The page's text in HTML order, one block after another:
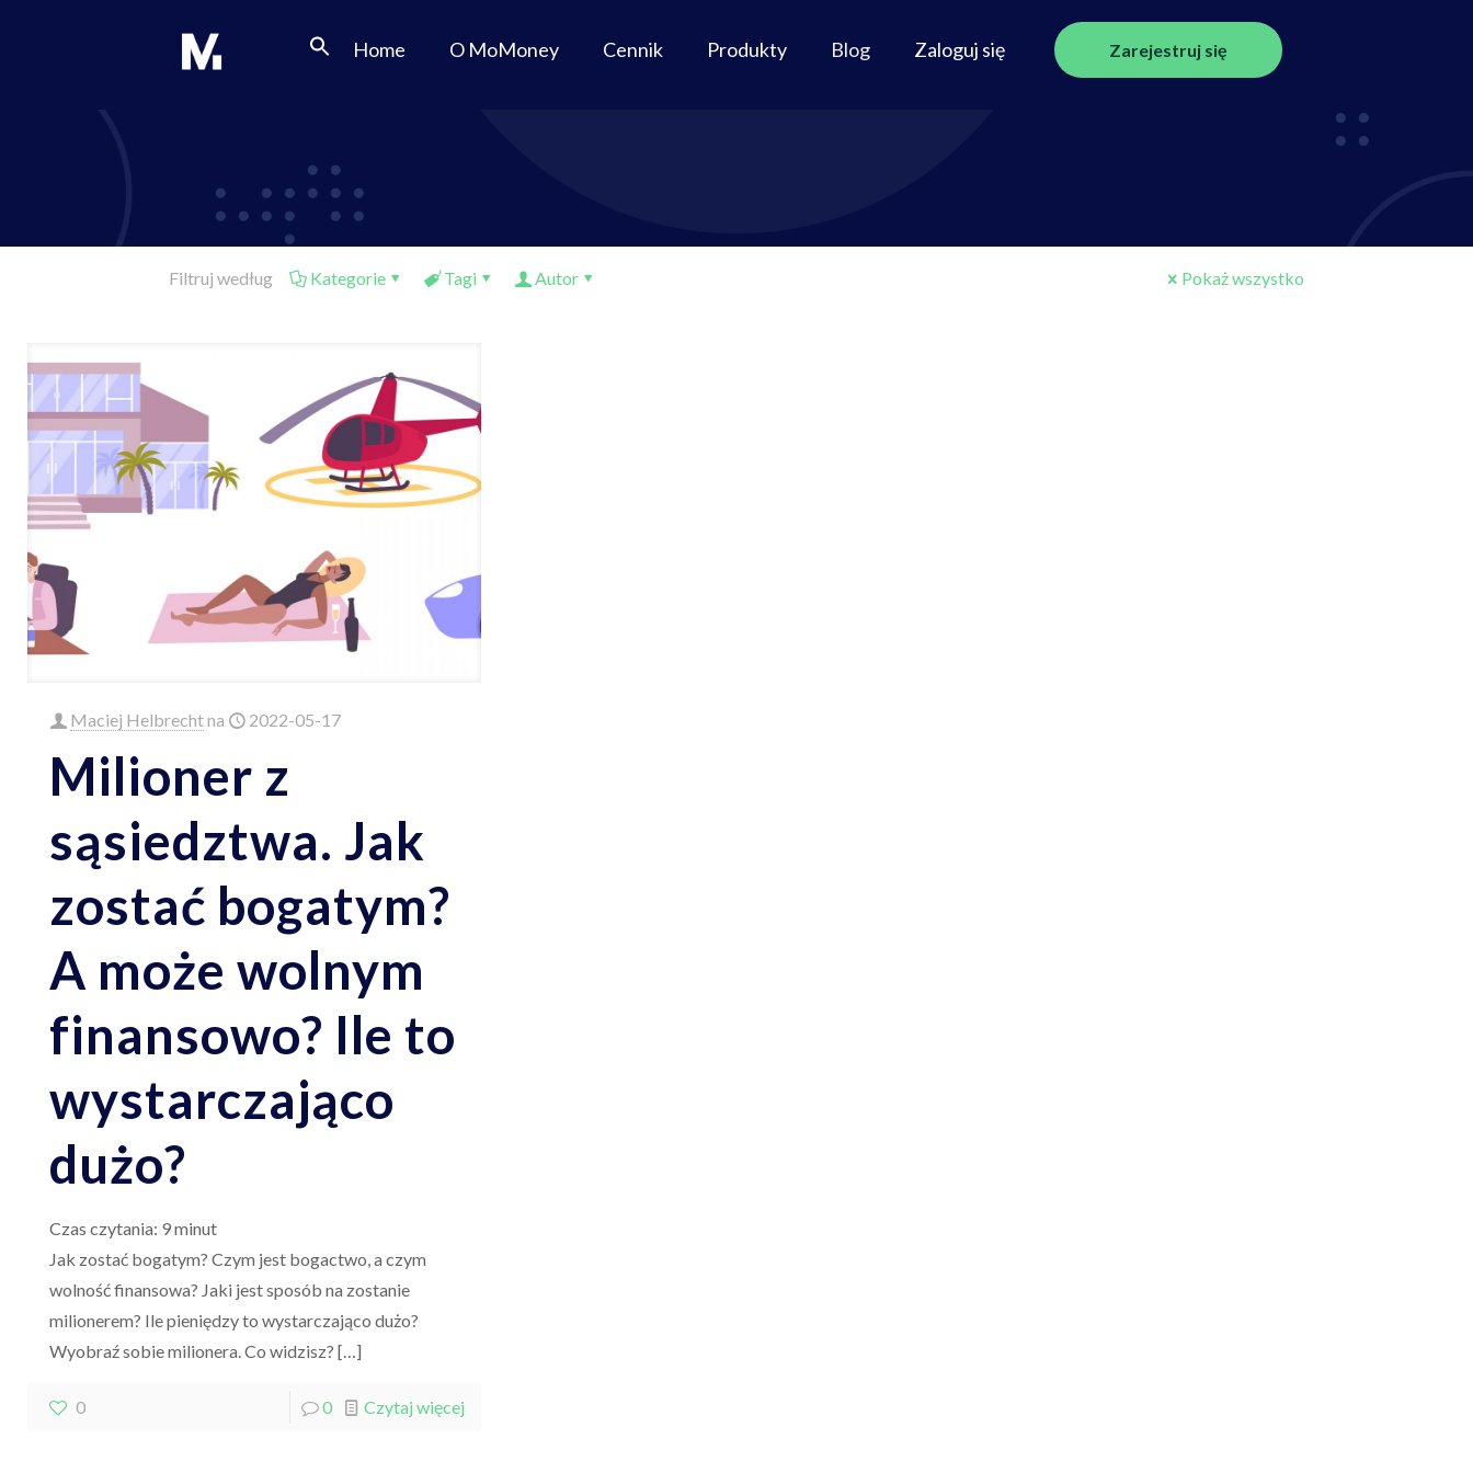
Home O MoMoney Cennik Produkty Blog Zaloguj się Zarejestruj się
Filtruj według Kategorie Tagi Autor Pokaż wszystko
Maciej Helbrechtna 2022-05-17
Milioner z
sąsiedztwa. Jak
zostać bogatym?
A może wolnym
finansowo? Ile to
wystarczająco
dużo?
Czas czytania: 9minut
Jak zostać bogatym? Czym jest bogactwo, a czym
wolność finansowa? Jaki jest sposób na zostanie
milionerem? Ile pieniędzy to wystarczająco dużo?
Wyobraź sobie milionera. Co widzisz? […]
0 0 Czytaj więcej